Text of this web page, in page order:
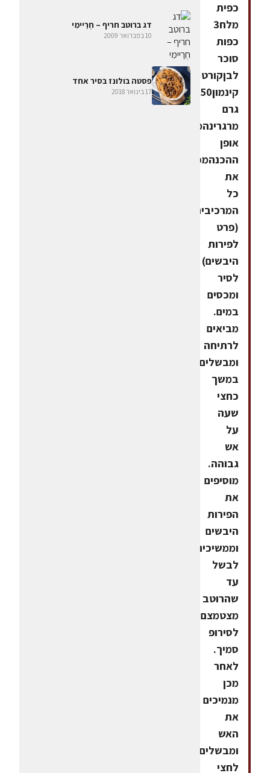
כפית
מלח3
כפות
סוכר
לבןקורט
קינמון50
גרם
מרגרינהמים
אופן
ההכנהמכניסים
את
כל
המרכיבים
(פרט
לפירות
היבשים)
לסיר
ומכסים
במים.
מביאים
לרתיחה
ומבשלים
במשך
כחצי
שעה
על
אש
גבוהה.
מוסיפים
את
הפירות
היבשים
וממשיכים
לבשל
עד
שהרוטב
מצטמצם
לסירופ
סמיך.
לאחר
מכן
מנמיכים
את
האש
ומבשלים
לחצי
דג ברוטב חריף – חְרַיימִי
10 בפברואר 2009
פסטה בולונז בסיר אחד
17 בינואר 2018